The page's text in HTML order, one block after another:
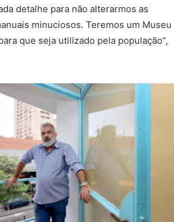
detalhe para não alterarmos as
minuciosos. Teremos um Museu
que seja utilizado pela população”,